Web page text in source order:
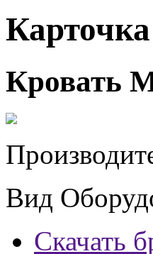
Кровать
Вид
Скачать